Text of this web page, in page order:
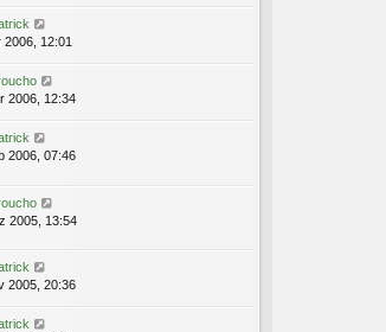
2006, 12:01
2006, 12:34
2006, 07:46
2005, 13:54
2005, 20:36